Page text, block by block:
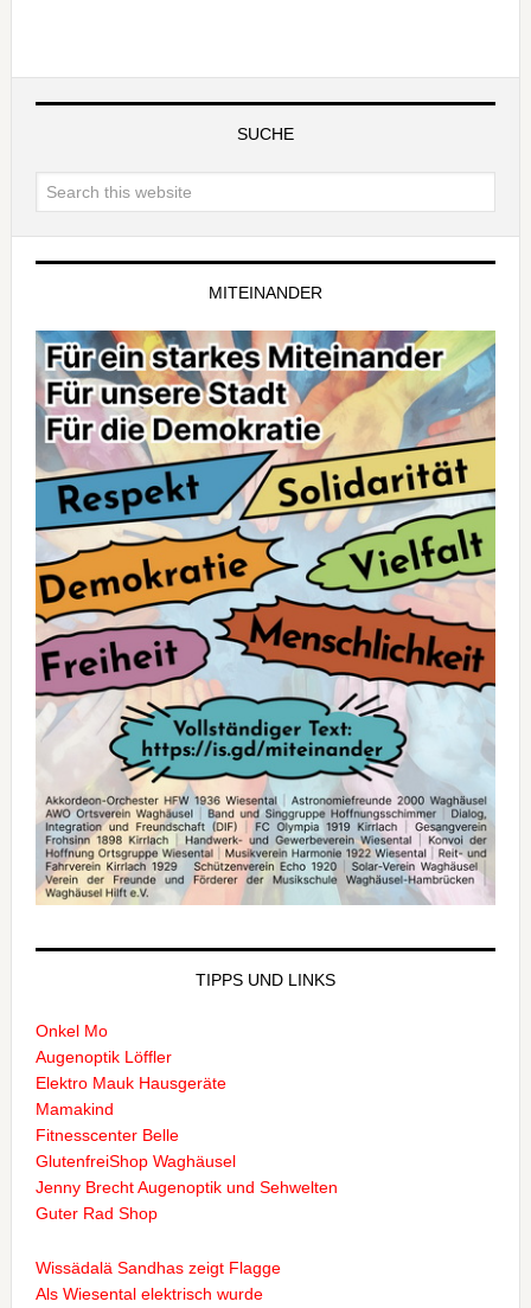
SUCHE
MITEINANDER
TIPPS UND LINKS
Onkel Mo
Augenoptik Löffler
Elektro Mauk Hausgeräte
Mamakind
Fitnesscenter Belle
GlutenfreiShop Waghäusel
Jenny Brecht Augenoptik und Sehwelten
Guter Rad Shop
Wissädalä Sandhas zeigt Flagge
Als Wiesental elektrisch wurde